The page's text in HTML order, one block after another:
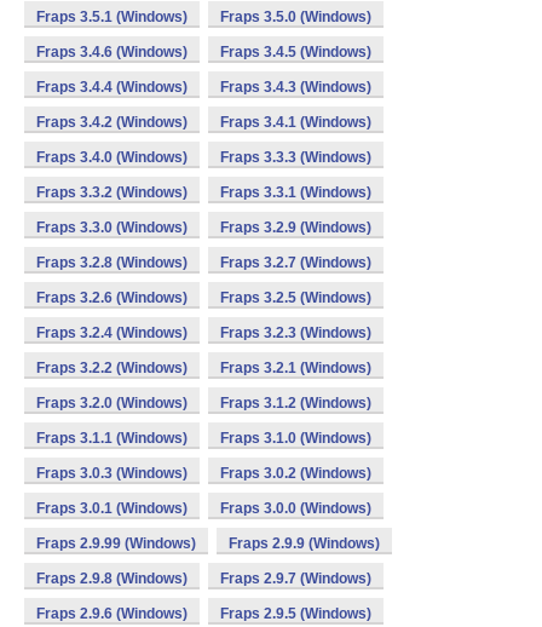
Fraps 3.5.1 (Windows) Fraps 3.5.0 (Windows)
Fraps 3.4.6 (Windows) Fraps 3.4.5 (Windows)
Fraps 3.4.4 (Windows) Fraps 3.4.3 (Windows)
Fraps 3.4.2 (Windows) Fraps 3.4.1 (Windows)
Fraps 3.4.0 (Windows) Fraps 3.3.3 (Windows)
Fraps 3.3.2 (Windows) Fraps 3.3.1 (Windows)
Fraps 3.3.0 (Windows) Fraps 3.2.9 (Windows)
Fraps 3.2.8 (Windows) Fraps 3.2.7 (Windows)
Fraps 3.2.6 (Windows) Fraps 3.2.5 (Windows)
Fraps 3.2.4 (Windows) Fraps 3.2.3 (Windows)
Fraps 3.2.2 (Windows) Fraps 3.2.1 (Windows)
Fraps 3.2.0 (Windows) Fraps 3.1.2 (Windows)
Fraps 3.1.1 (Windows) Fraps 3.1.0 (Windows)
Fraps 3.0.3 (Windows) Fraps 3.0.2 (Windows)
Fraps 3.0.1 (Windows) Fraps 3.0.0 (Windows)
Fraps 2.9.99 (Windows) Fraps 2.9.9 (Windows)
Fraps 2.9.8 (Windows) Fraps 2.9.7 (Windows)
Fraps 2.9.6 (Windows) Fraps 2.9.5 (Windows)